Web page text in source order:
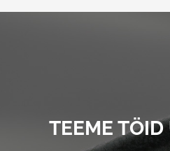
TEEME TÖID